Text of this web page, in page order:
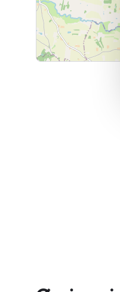
Bygning 5:
Udhus, opført i
med bemærkning: